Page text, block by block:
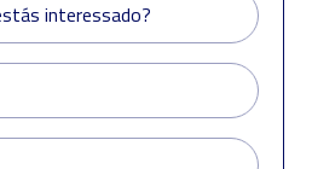
interessado?
interessado?